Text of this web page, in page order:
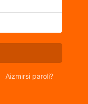
Aizmirsi paroli?